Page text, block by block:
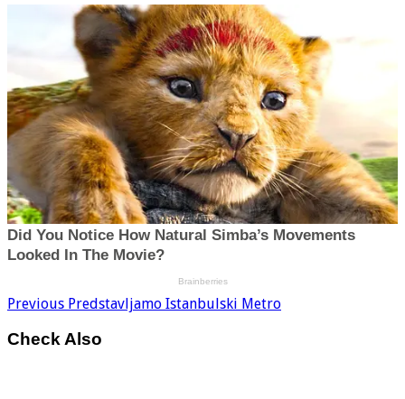
Previous Predstavljamo Istanbulski Metro
Check Also